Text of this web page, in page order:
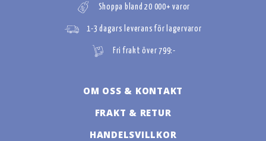
Shoppa bland 20 000+ varor
1-3 dagars leverans för lagervaror
Fri frakt över 799:-
OM OSS & KONTAKT
FRAKT & RETUR
HANDELSVILLKOR